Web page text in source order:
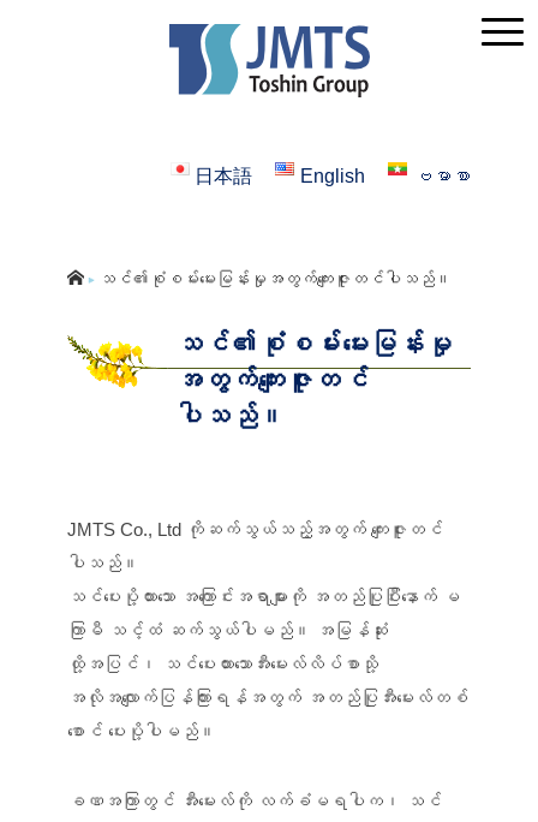
日本語 English ဗမာစာ
▶︎ သင်၏စုံစမ်းမေးမြန်းမှုအတွက်ကျေးဇူးတင်ပါသည်။
သင်၏စုံစမ်းမေးမြန်းမှု
အတွက်ကျေးဇူးတင်
ပါသည်။
JMTS Co., Ltd ကိုဆက်သွယ်သည့်အတွက် ကျေးဇူးတင်
ပါသည်။
သင်ပေးပို့ထားသော အကြောင်းအရာများကို အတည်ပြုပြီးနောက် မ
ကြာမီ သင့်ထံ ဆက်သွယ်ပါမည်။ အမြန်ဆုံး
ထို့အပြင်၊ သင်ပေးထားသောအီးမေးလ်လိပ်စာသို့
အလိုအလျောက်ပြန်ကြားရန်အတွက် အတည်ပြုအီးမေးလ်တစ်
စောင် ပေးပို့ပါမည်။
ခဏအကြာတွင် အီးမေးလ်ကို လက်ခံမရပါက၊ သင်